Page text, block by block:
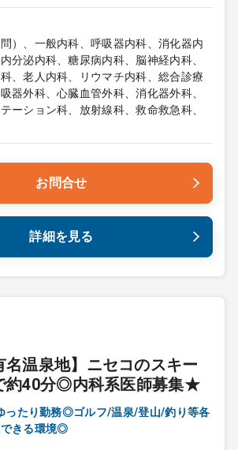
）、一般内科、呼吸器内科、消化器内
分泌内科、糖尿病内科、脳神経内科、
、老人内科、リウマチ内科、総合診療
器外科、心臓血管外科、消化器外科、
ーション科、放射線科、救命救急科、
お問合せ
詳細を見る
名温泉地】ニセコのスキー
約40分◎内科系医師募集★
たり勤務◎ゴルフ/温泉/登山/釣り等各
きる環境◎